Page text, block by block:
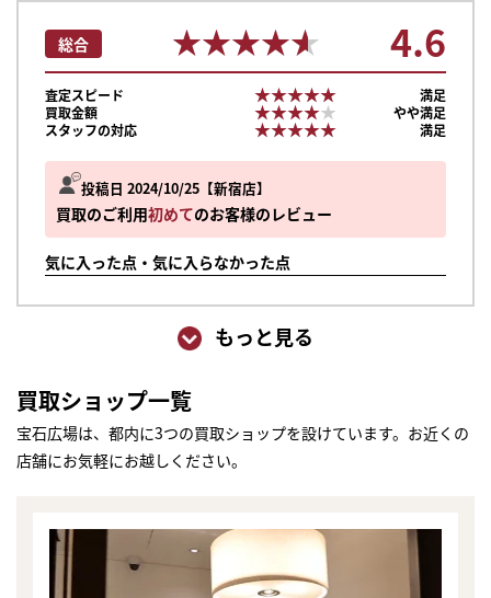
投稿日 2024/10/25 新宿店
買取のご利用初めてのお客様のレビュー
気に入った点・気に入らなかった点
総合 ★★★★★
★★★★★ 4.6
査定スピード ★★★★★
★★★★★
満足
買取金額
★★★★★
★★★★★
やや満足
スタッフの対応
★★★★★
★★★★★ 満足
もっと見る
買取ショップ一覧
宝石広場は、都内に3つの買取ショップを設けています。お近くの
店舗にお気軽にお越しください。
まずは
かんたん30秒でお試し査定